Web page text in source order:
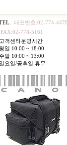
대표번호:02-774-4478
FAX:02-778-5161
고객센타운영시간
일 10:00 ~ 18:00
말 10:00 ~ 13:00
일요일/공휴일 휴무